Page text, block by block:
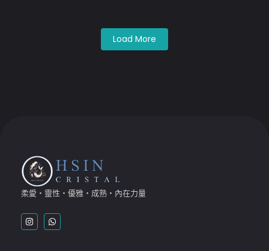
Load More
柔愛・靈性・優雅・成熟・內在力量